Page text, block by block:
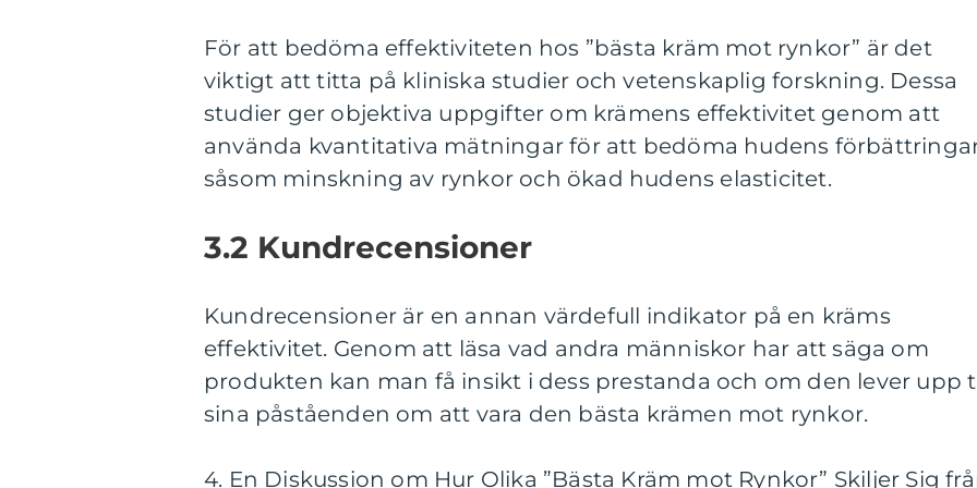
För att bedöma effektiviteten hos ”bästa kräm mot rynkor” är det
viktigt att titta på kliniska studier och vetenskaplig forskning. Dessa
studier ger objektiva uppgifter om krämens effektivitet genom att
använda kvantitativa mätningar för att bedöma hudens
såsom minskning av rynkor och ökad hudens elasticitet.
3.2 Kundrecensioner
Kundrecensioner är en annan värdefull indikator på en kräms
effektivitet. Genom att läsa vad andra människor har att säga om
produkten kan man få insikt i dess prestanda och om den lever upp
sina påståenden om att vara den bästa krämen mot rynkor.
4. En Diskussion om Hur Olika ”Bästa Kräm mot Rynkor” Skiljer Sig